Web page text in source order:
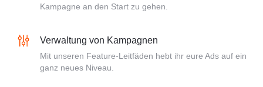
Kampagne an den Start zu gehen.
Verwaltung von Kampagnen
Mit unseren Feature-Leitfäden hebt ihr eure Ads auf ein
ganz neues Niveau.